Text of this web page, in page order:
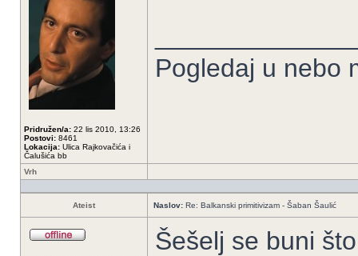
Pridružen/a: 22 lis 2010, 13:26
Postovi: 8461
Lokacija: Ulica Rajkovačića i
Čalušića bb
Pogledaj u nebo
Vrh
Ateist Naslov: Re: Balkanski primitivizam - Šaban Šaulić
Šešelj se buni